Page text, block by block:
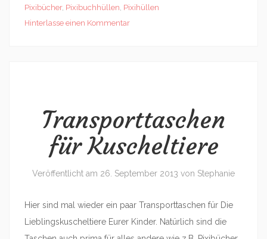
Pixibücher, Pixibuchhüllen, Pixihüllen
Hinterlasse einen Kommentar
Transporttaschen
für Kuscheltiere
Veröffentlicht am 26. September 2013 von Stephanie
Hier sind mal wieder ein paar Transporttaschen für Die
Lieblingskuscheltiere Eurer Kinder. Natürlich sind die